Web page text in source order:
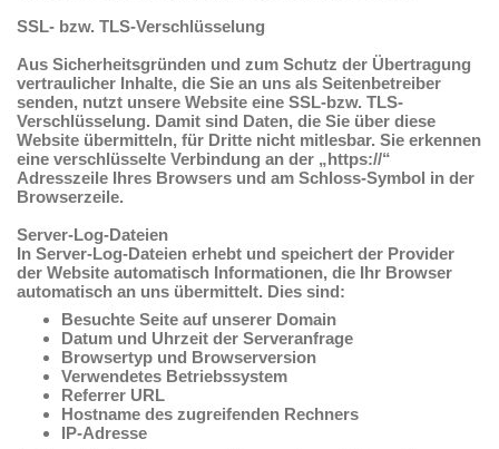
SSL- bzw. TLS-Verschlüsselung
Aus Sicherheitsgründen und zum Schutz der Übertragung
vertraulicher Inhalte, die Sie an uns als Seitenbetreiber
senden, nutzt unsere Website eine SSL-bzw. TLS-
Verschlüsselung. Damit sind Daten, die Sie über diese
Website übermitteln, für Dritte nicht mitlesbar. Sie erkennen
eine verschlüsselte Verbindung an der „https://“
Adresszeile Ihres Browsers und am Schloss-Symbol in der
Browserzeile.
Server-Log-Dateien
In Server-Log-Dateien erhebt und speichert der Provider
der Website automatisch Informationen, die Ihr Browser
automatisch an uns übermittelt. Dies sind:
Besuchte Seite auf unserer Domain
Datum und Uhrzeit der Serveranfrage
Browsertyp und Browserversion
Verwendetes Betriebssystem
Referrer URL
Hostname des zugreifenden Rechners
IP-Adresse